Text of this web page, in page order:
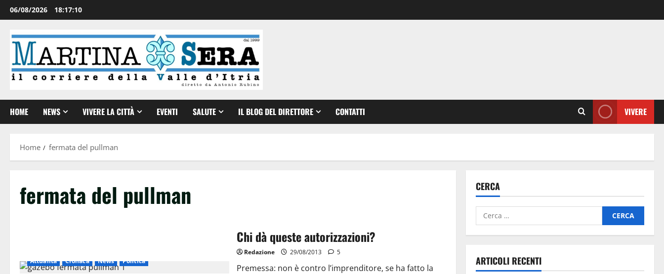
06/08/2026 18:17:10
HOME NEWS VIVERE LA CITTÀ EVENTI SALUTE IL BLOG DEL DIRETTORE CONTATTI VIVERE
Home fermata del pullman
fermata del pullman
Attualità Cronaca News Politica
Chi dà queste autorizzazioni?
Redazione 29/08/2013 5
Premessa: non è contro l’imprenditore, se ha fatto la
CERCA
ARTICOLI RECENTI